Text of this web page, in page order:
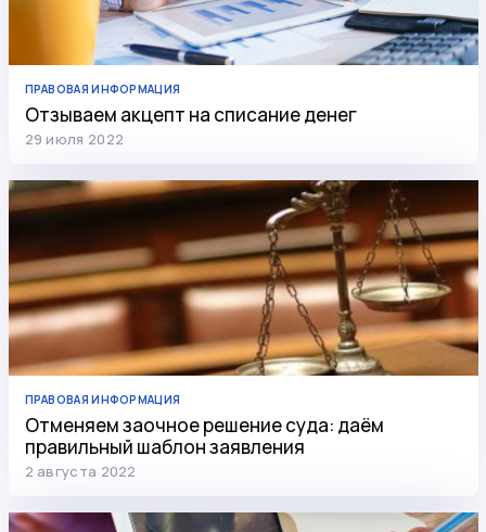
ПРАВОВАЯ ИНФОРМАЦИЯ
Отзываем акцепт на списание денег
29 июля 2022
ПРАВОВАЯ ИНФОРМАЦИЯ
Отменяем заочное решение суда: даём
правильный шаблон заявления
2 августа 2022